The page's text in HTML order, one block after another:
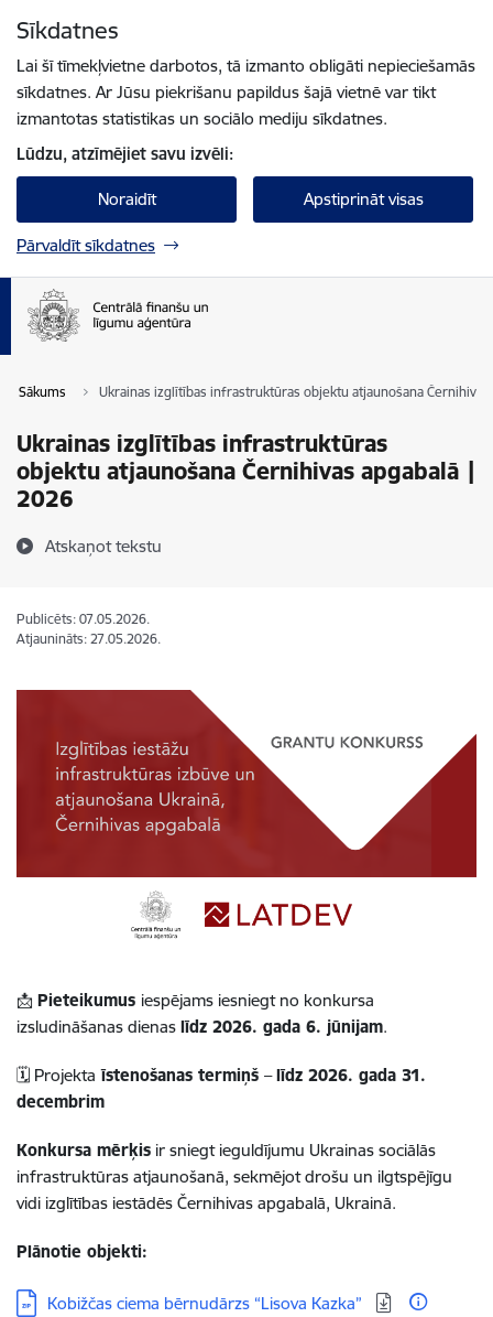
Sīkdatnes
Lai šī tīmekļvietne darbotos, tā izmanto obligāti nepieciešamās
sīkdatnes. Ar Jūsu piekrišanu papildus šajā vietnē var tikt
izmantotas statistikas un sociālo mediju sīkdatnes.
Lūdzu, atzīmējiet savu izvēli:
Noraidīt Apstiprināt visas
Pārvaldīt sīkdatnes
Sākums Ukrainas izglītības infrastruktūras objektu atjaunošana
Ukrainas izglītības infrastruktūras
objektu atjaunošana Černihivas apgabalā |
2026
Atskaņot tekstu
Publicēts: 07.05.2026.
Atjaunināts: 27.05.2026.
📩 Pieteikumus iespējams iesniegt no konkursa
izsludināšanas dienas līdz 2026. gada 6. jūnijam.
🗓️ Projekta īstenošanas termiņš –līdz 2026. gada 31.
decembrim
Konkursa mērķis ir sniegt ieguldījumu Ukrainas sociālās
infrastruktūras atjaunošanā, sekmējot drošu un ilgtspējīgu
vidi izglītības iestādēs Černihivas apgabalā, Ukrainā.
Plānotie objekti:
Lejupielādēt:
Kobižčas ciema bērnudārzs “Lisova Kazka”